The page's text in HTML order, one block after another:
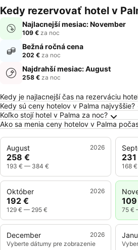
Kedy rezervovať hotel v
Najlacnejší mesiac: November
109 € za noc
Bežná ročná cena
202 € za noc
Najdrahší mesiac: August
258 € za noc
Často kladené otázky o
Kedy je najlacnejší čas na rezerváciu
Kedy sú ceny hotelov v Palma najvyššie?
Koľko stojí hotel v Palma za noc?
Ako sa menia ceny hotelov v Palma
August 2026
258 €
193 € — 384 € 168 €
Október 2026
192 €
129 € — 295 € 75 €
December
2026
Vyberte dátumy pre zobrazenie